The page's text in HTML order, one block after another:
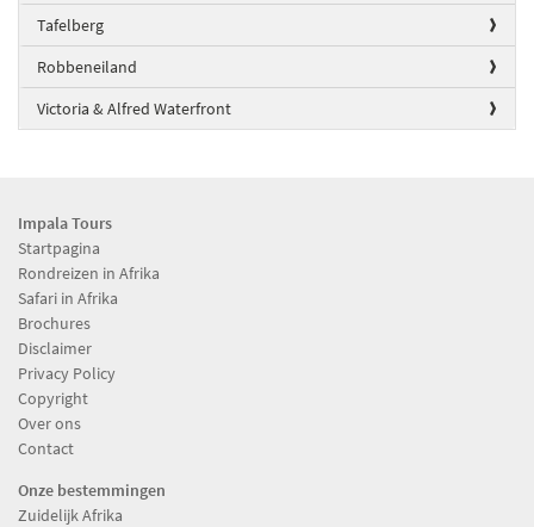
Tafelberg
Robbeneiland
Victoria & Alfred Waterfront
Impala Tours
Startpagina
Rondreizen in Afrika
Safari in Afrika
Brochures
Disclaimer
Privacy Policy
Copyright
Over ons
Contact
Onze bestemmingen
Zuidelijk Afrika